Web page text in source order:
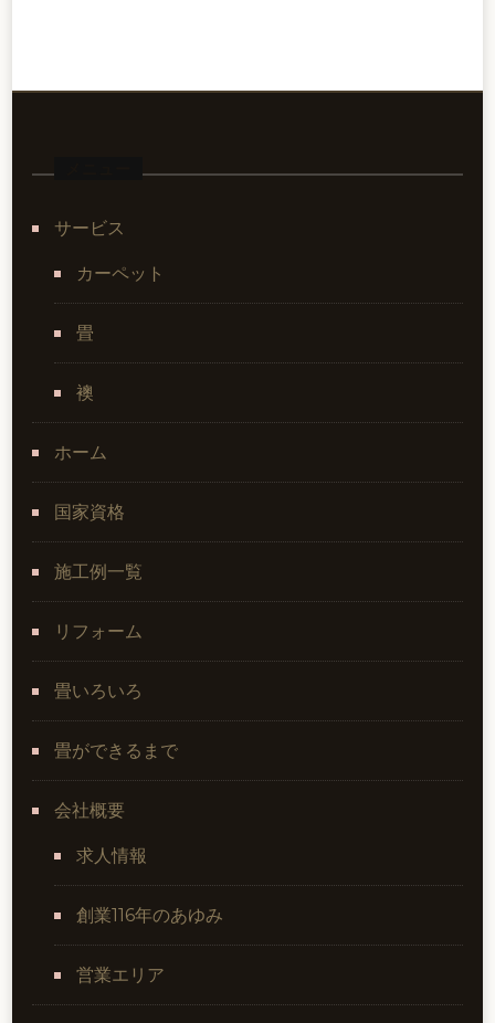
サービス
カーペット
畳
襖
ホーム
国家資格
施工例一覧
リフォーム
畳いろいろ
畳ができるまで
会社概要
求人情報
創業116年のあゆみ
営業エリア